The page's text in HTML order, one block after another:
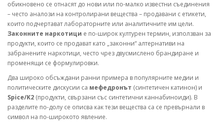
обикновено се отнасят до нови или по-малко известни съединения
– често аналози на контролирани вещества – продавани с етикети,
които подчертават лабораторните или аналитичните им цели.
Законните наркотици е по-широк културен термин, използван за
продукти, които се продават като „законни“ алтернативи на
забранените наркотици, често чрез двусмислено брандиране и
променящи се формулировки.
Два широко обсъждани ранни примера в популярните медии и
политическите дискусии са мефедронът (синтетичен катинон) и
Spice/K2 (продукти, свързани със синтетични каннабиноиди). В
разделите по-долу се описва как тези вещества са се превърнали в
символ на по-широкото явление.